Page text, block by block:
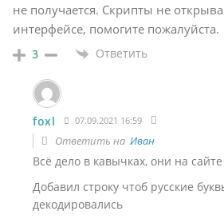
не получается. Скрипты не
интерфейсе, помогите пожалуйста.
3 Ответить
foxl 07.09.2021 16:59
Ответить на Иван
Всё дело в кавычках, они на
Добавил строку чтоб русские
декодировались